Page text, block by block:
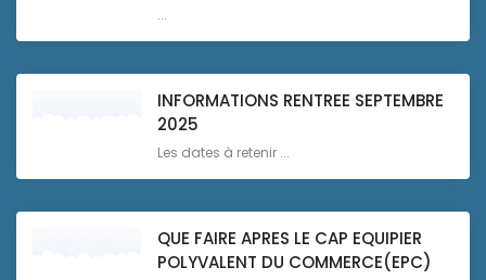
...
INFORMATIONS RENTREE SEPTEMBRE
2025
Les dates à retenir ...
QUE FAIRE APRES LE CAP EQUIPIER
POLYVALENT DU COMMERCE(EPC)